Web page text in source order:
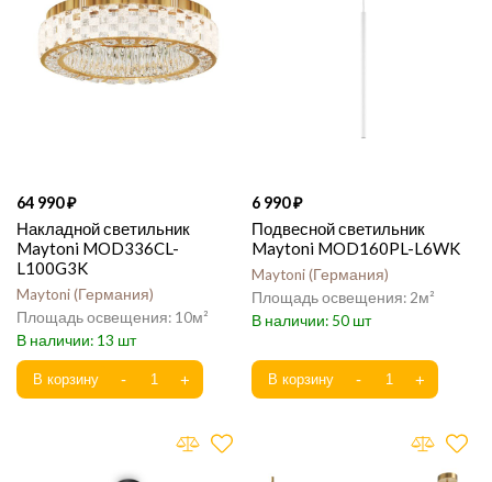
64 990
Накладной светильник
Maytoni MOD336CL-
L100G3K
Maytoni Германия
10
13
6 990
Подвесной светильник
Maytoni MOD160PL-L6WK
Maytoni Германия
2
50